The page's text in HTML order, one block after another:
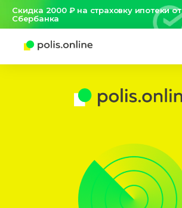
Скидка 2000 ₽ на страховку ипотеки от
Сбербанка